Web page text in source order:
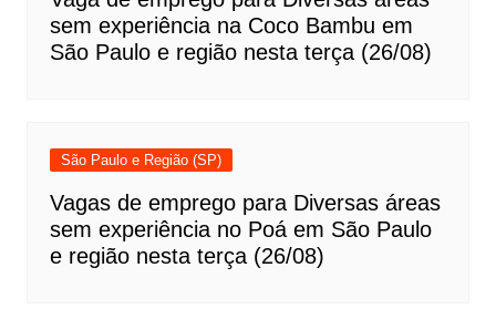
sem experiência na Coco Bambu em
São Paulo e região nesta terça (26/08)
São Paulo e Região (SP)
Vagas de emprego para Diversas áreas
sem experiência no Poá em São Paulo
e região nesta terça (26/08)